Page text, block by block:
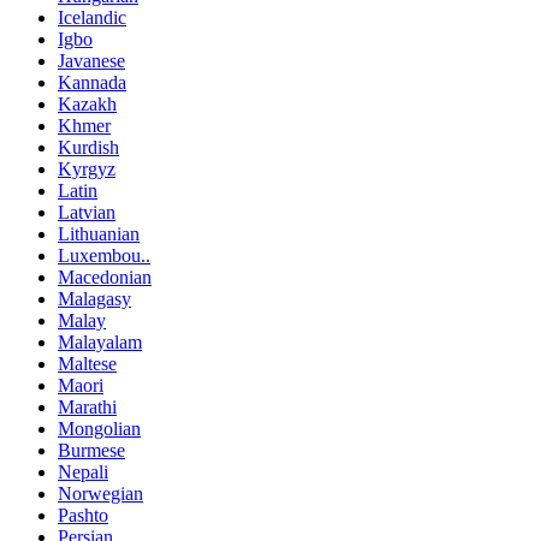
Icelandic
Igbo
Javanese
Kannada
Kazakh
Khmer
Kurdish
Kyrgyz
Latin
Latvian
Lithuanian
Luxembou..
Macedonian
Malagasy
Malay
Malayalam
Maltese
Maori
Marathi
Mongolian
Burmese
Nepali
Norwegian
Pashto